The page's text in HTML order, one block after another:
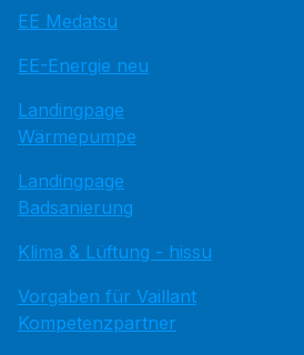
EE Medatsu
EE-Energie neu
Landingpage
Wärmepumpe
Landingpage
Badsanierung
Klima & Lüftung - hissu
Vorgaben für Vaillant
Kompetenzpartner